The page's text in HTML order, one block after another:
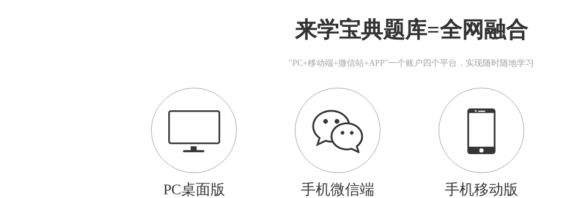
来学宝典题库=全网融合
"PC+移动端+微信站+APP"一个账户四个平台，实现随时随地学习
PC桌面版 手机微信端 手机移动版